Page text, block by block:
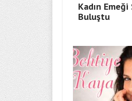
Kadın
Buluştu